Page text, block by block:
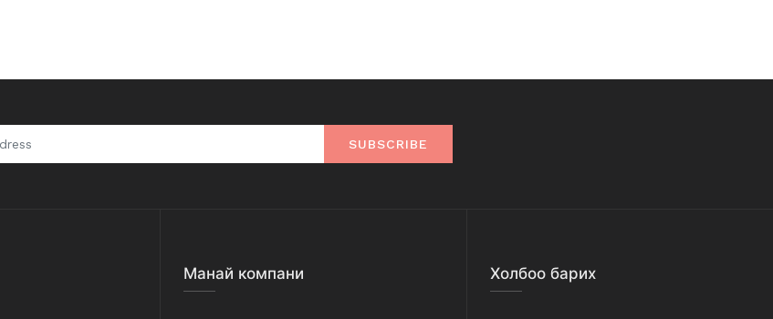
SUBSCRIBE
Манай компани Холбоо барих